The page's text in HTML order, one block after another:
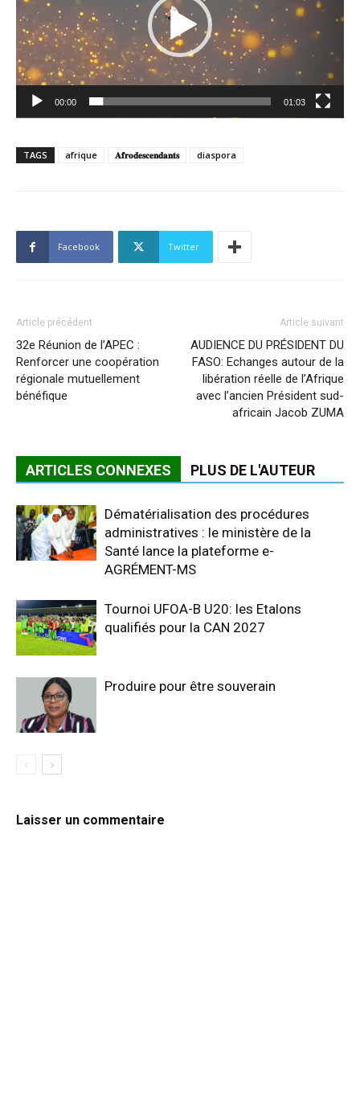
00:00 01:03
TAGS afrique 𝐀𝐟𝐫𝐨𝐝𝐞𝐬𝐜𝐞𝐧𝐝𝐚𝐧𝐭𝐬 diaspora
Facebook Twitter
Article précédent
32e Réunion de l’APEC :
Renforcer une coopération
régionale mutuellement
bénéfique
Article suivant
AUDIENCE DU PRÉSIDENT DU
FASO: Echanges autour de la
libération réelle de l’Afrique
avec l’ancien Président sud-
africain Jacob ZUMA
ARTICLES CONNEXES PLUS DE L'AUTEUR
Dématérialisation des procédures
administratives : le ministère de la
Santé lance la plateforme e-
AGRÉMENT-MS
Tournoi UFOA-B U20: les Etalons
qualifiés pour la CAN 2027
Produire pour être souverain
Laisser un commentaire